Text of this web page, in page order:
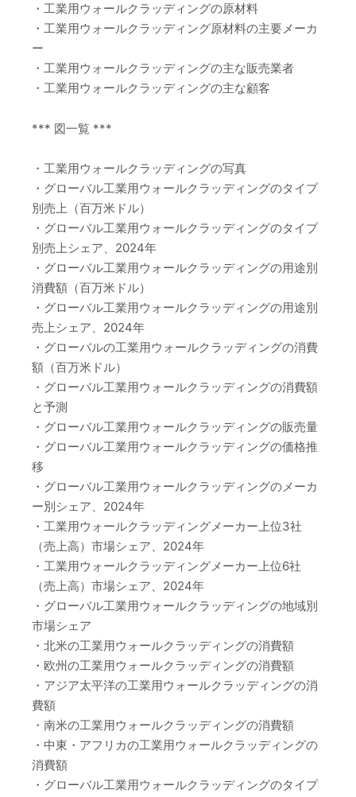
・工業用ウォールクラッディングの原材料
・工業用ウォールクラッディング原材料の主要メーカ
ー
・工業用ウォールクラッディングの主な販売業者
・工業用ウォールクラッディングの主な顧客
*** 図一覧 ***
・工業用ウォールクラッディングの写真
・グローバル工業用ウォールクラッディングのタイプ
別売上（百万米ドル）
・グローバル工業用ウォールクラッディングのタイプ
別売上シェア、2024年
・グローバル工業用ウォールクラッディングの用途別
消費額（百万米ドル）
・グローバル工業用ウォールクラッディングの用途別
売上シェア、2024年
・グローバルの工業用ウォールクラッディングの消費
額（百万米ドル）
・グローバル工業用ウォールクラッディングの消費額
と予測
・グローバル工業用ウォールクラッディングの販売量
・グローバル工業用ウォールクラッディングの価格推
移
・グローバル工業用ウォールクラッディングのメーカ
ー別シェア、2024年
・工業用ウォールクラッディングメーカー上位3社
（売上高）市場シェア、2024年
・工業用ウォールクラッディングメーカー上位6社
（売上高）市場シェア、2024年
・グローバル工業用ウォールクラッディングの地域別
市場シェア
・北米の工業用ウォールクラッディングの消費額
・欧州の工業用ウォールクラッディングの消費額
・アジア太平洋の工業用ウォールクラッディングの消
費額
・南米の工業用ウォールクラッディングの消費額
・中東・アフリカの工業用ウォールクラッディングの
消費額
・グローバル工業用ウォールクラッディングのタイプ